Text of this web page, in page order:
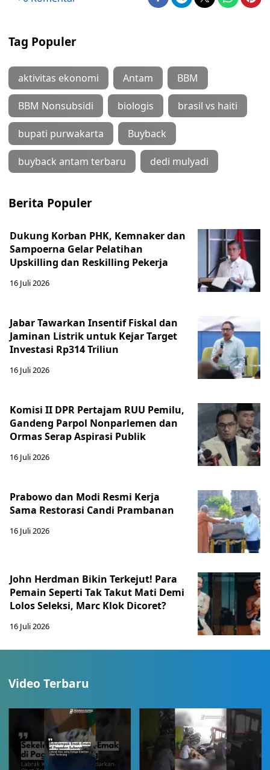
Tag Populer
aktivitas ekonomi Antam BBM
BBM Nonsubsidi biologis brasil vs haiti
bupati purwakarta Buyback
buyback antam terbaru dedi mulyadi
Berita Populer
Dukung Korban PHK, Kemnaker dan
Sampoerna Gelar Pelatihan
Upskilling dan Reskilling Pekerja
16 Juli 2026
Jabar Tawarkan Insentif Fiskal dan
Jaminan Listrik untuk Kejar Target
Investasi Rp314 Triliun
16 Juli 2026
Komisi II DPR Pertajam RUU Pemilu,
Gandeng Parpol Nonparlemen dan
Ormas Serap Aspirasi Publik
16 Juli 2026
Prabowo dan Modi Resmi Kerja
Sama Restorasi Candi Prambanan
16 Juli 2026
John Herdman Bikin Terkejut! Para
Pemain Seperti Tak Takut Mati Demi
Lolos Seleksi, Marc Klok Dicoret?
16 Juli 2026
Video Terbaru